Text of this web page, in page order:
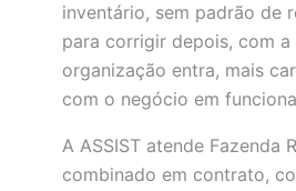
inventário, sem padrão de
para corrigir depois, com
organização entra, mais
com o negócio em
A ASSIST atende
combinado em contrato,